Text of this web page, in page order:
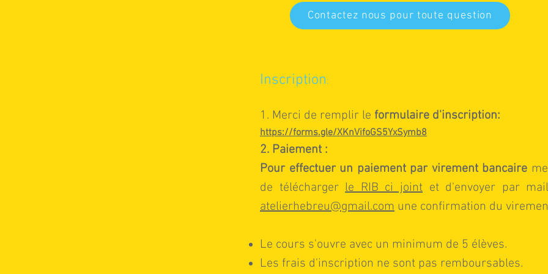
Contactez nous pour toute question
Inscription:
1. Merci de remplir le formulaire d'inscription:
https://forms.gle/XKnVifoGS5YxSymb8
2. Paiement :
Pour effectuer un paiement par virement bancaire
de téléchargerle RIB ci joint et d'envoyer par
atelierhebreu@gmail.com une confirmation du
Le cours s'ouvre avec un minimum de 5 élèves.
Les frais d'inscription ne sont pas remboursables.